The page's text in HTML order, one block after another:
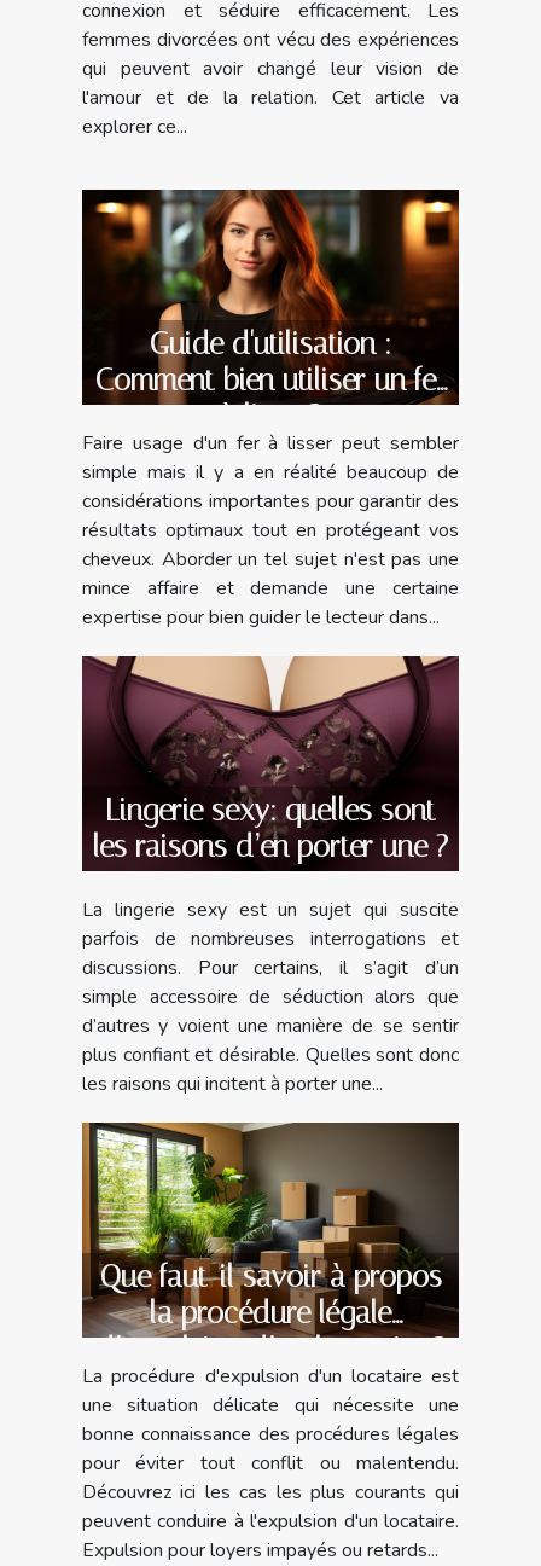
connexion et séduire efficacement. Les
femmes divorcées ont vécu des expériences
qui peuvent avoir changé leur vision de
l'amour et de la relation. Cet article va
explorer ce...
Guide d'utilisation :
Comment bien utiliser un fer
à lisser?
Faire usage d'un fer à lisser peut sembler
simple mais il y a en réalité beaucoup de
considérations importantes pour garantir des
résultats optimaux tout en protégeant vos
cheveux. Aborder un tel sujet n'est pas une
mince affaire et demande une certaine
expertise pour bien guider le lecteur dans...
Lingerie sexy: quelles sont
les raisons d’en porter une ?
La lingerie sexy est un sujet qui suscite
parfois de nombreuses interrogations et
discussions. Pour certains, il s’agit d’un
simple accessoire de séduction alors que
d’autres y voient une manière de se sentir
plus confiant et désirable. Quelles sont donc
les raisons qui incitent à porter une...
Que faut-il savoir à propos
la procédure légale
d’expulsion d’un locataire ?
La procédure d'expulsion d'un locataire est
une situation délicate qui nécessite une
bonne connaissance des procédures légales
pour éviter tout conflit ou malentendu.
Découvrez ici les cas les plus courants qui
peuvent conduire à l'expulsion d'un locataire.
Expulsion pour loyers impayés ou retards...